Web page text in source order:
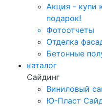
Акция - купи
подарок!
Фотоотчеты
Отделка
Бетонные
каталог
Сайдинг
Виниловый
Ю-Пласт